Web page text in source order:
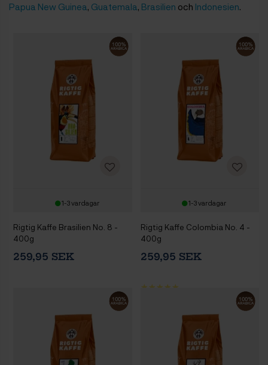
Papua New Guinea, Guatemala, Brasilien och Indonesien.
1-3 vardagar
Rigtig Kaffe Brasilien No. 8 -
400g
259,95 SEK
1-3 vardagar
Rigtig Kaffe Colombia No. 4 -
400g
259,95 SEK